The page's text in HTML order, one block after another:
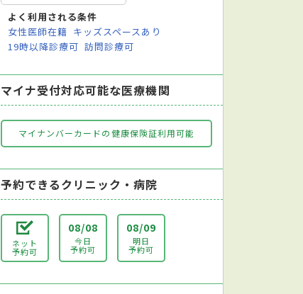
よく利用される条件
女性医師在籍 キッズスペースあり
19時以降診療可 訪問診療可
マイナ受付対応可能な医療機関
マイナンバーカードの健康保険証利用可能
予約できるクリニック・病院
ネット
予約可
08/08
今日
予約可
08/09
明日
予約可